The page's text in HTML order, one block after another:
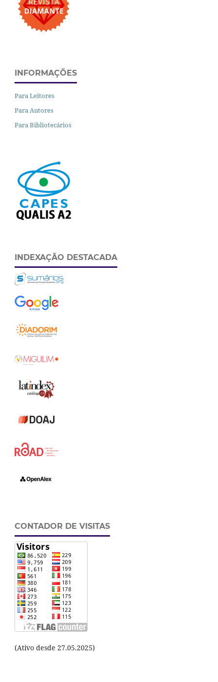
INFORMAÇÕES
Para Leitores
Para Autores
Para Bibliotecários
INDEXAÇÃO DESTACADA
CONTADOR DE VISITAS
(Ativo desde 27.05.2025)